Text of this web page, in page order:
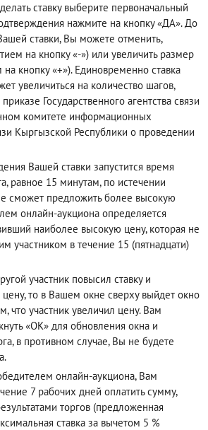
ставку выберите первоначальный
нажмите на кнопку «ДА». До
ставки, Вы можете отменить,
на кнопку «-») или увеличить размер
на кнопку «+»). Единовременно ставка
увеличиться на количество шагов,
Государственного агентства связи
комитете информационных
Кыргызской Республики о проведении
Вашей ставки запустится время
равное 15 минутам, по истечении
сможет предложить более высокую
онлайн-аукциона определяется
наиболее высокую цену, которая не
участником в течение 15 (пятнадцати)
участник повысил ставку и
то в Вашем окне сверху выйдет окно
что участник увеличил цену. Вам
«ОК» для обновления окна и
в противном случае, Вы не будете
онлайн-аукциона, Вам
7 рабочих дней оплатить сумму,
торгов (предложенная
ставка за вычетом 5 %